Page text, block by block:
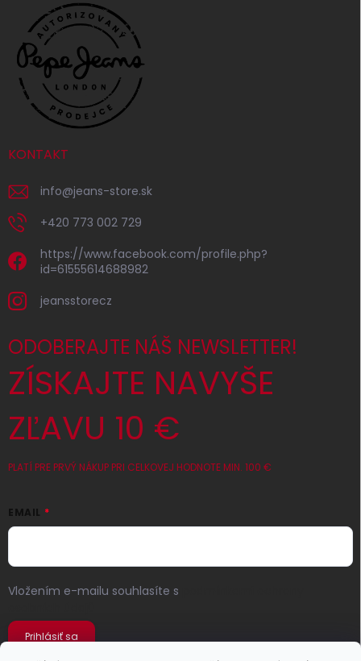
KONTAKT
info@jeans-store.sk
+420 773 002 729
https://www.facebook.com/profile.php?
id=61555614688982
jeansstorecz
ODOBERAJTE NÁŠ NEWSLETTER!
ZÍSKAJTE NAVYŠE
ZĽAVU 10 €
PLATÍ PRE PRVÝ NÁKUP PRI CELKOVEJ HODNOTE MIN. 100 €
EMAIL
Vložením e-mailu souhlasíte s
Prihlásiť sa